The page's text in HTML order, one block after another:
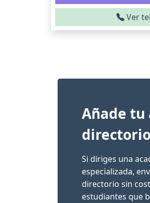
Ver
Añade tu
Si diriges una
especializada,
directorio sin
estudiantes que